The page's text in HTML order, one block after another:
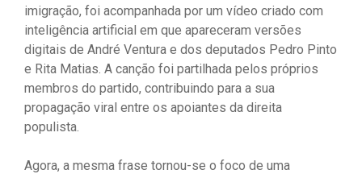
imigração, foi acompanhada por um vídeo criado com
inteligência artificial em que apareceram versões
digitais de André Ventura e dos deputados Pedro Pinto
e Rita Matias. A canção foi partilhada pelos próprios
membros do partido, contribuindo para a sua
propagação viral entre os apoiantes da direita
populista.
Agora, a mesma frase tornou-se o foco de uma